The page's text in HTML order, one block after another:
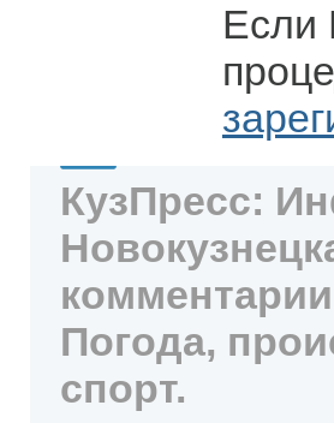
Если
КузПресс:
Погода,
спорт.